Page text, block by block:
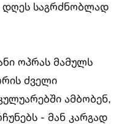
დღეს საგრძნობლად
ოპრას მამულს
ძველი
ამბობენ,
- მან კარგად